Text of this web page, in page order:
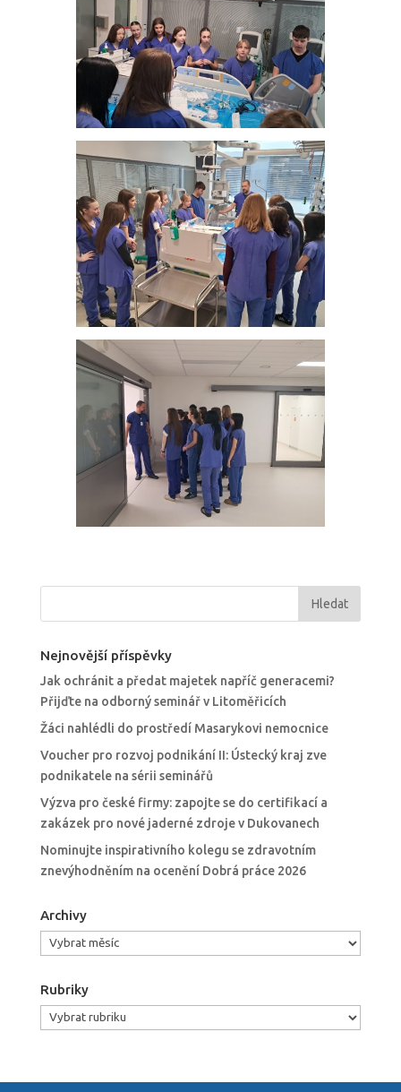
Nejnovější příspěvky
Jak ochránit a předat majetek napříč generacemi?
Přijďte na odborný seminář v Litoměřicích
Žáci nahlédli do prostředí Masarykovi nemocnice
Voucher pro rozvoj podnikání II: Ústecký kraj zve
podnikatele na sérii seminářů
Výzva pro české firmy: zapojte se do certifikací a
zakázek pro nové jaderné zdroje v Dukovanech
Nominujte inspirativního kolegu se zdravotním
znevýhodněním na ocenění Dobrá práce 2026
Archivy
Archivy
Rubriky
Rubriky